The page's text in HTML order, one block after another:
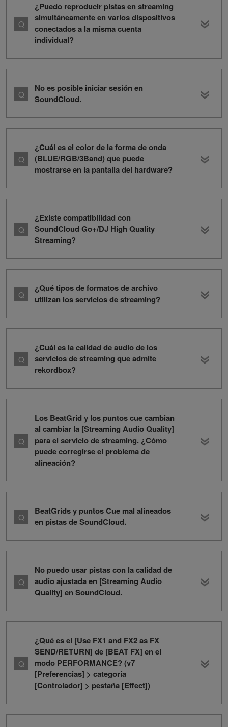
¿Puedo reproducir pistas en streaming
simultáneamente en varios dispositivos
conectados a la misma cuenta
individual?
No es posible iniciar sesión en
SoundCloud.
¿Cuál es el color de la forma de onda
(BLUE/RGB/3Band) que puede
mostrarse en la pantalla del hardware?
¿Existe compatibilidad con
SoundCloud Go+/DJ High Quality
Streaming?
¿Qué tipos de formatos de archivo
utilizan los servicios de streaming?
¿Cuál es la calidad de audio de los
servicios de streaming que admite
rekordbox?
Los BeatGrid y los puntos cue cambian
al cambiar la [Streaming Audio Quality]
para el servicio de streaming. ¿Cómo
puede corregirse el problema de
alineación?
BeatGrids y puntos Cue mal alineados
en pistas de SoundCloud.
No puedo usar pistas con la calidad de
audio ajustada en [Streaming Audio
Quality] en SoundCloud.
¿Qué es el [Use FX1 and FX2 as FX
SEND/RETURN] de [BEAT FX] en el
modo PERFORMANCE? (v7
[Preferencias] > categoría
[Controlador] > pestaña [Effect])